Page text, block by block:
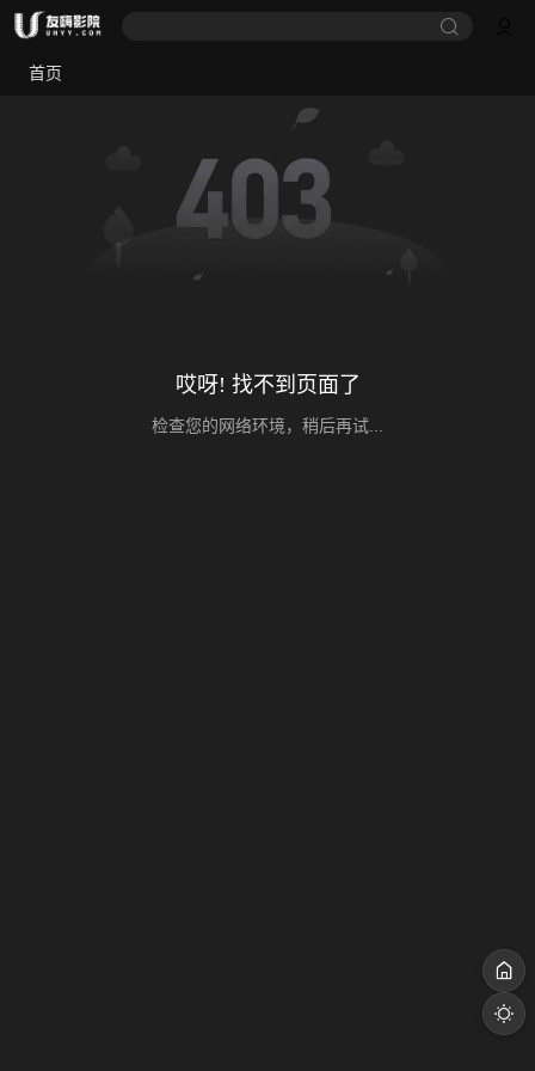
首页
哎呀! 找不到页面了
检查您的网络环境，稍后再试...